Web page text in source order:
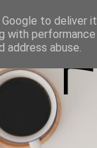
to deliver
with
abuse.